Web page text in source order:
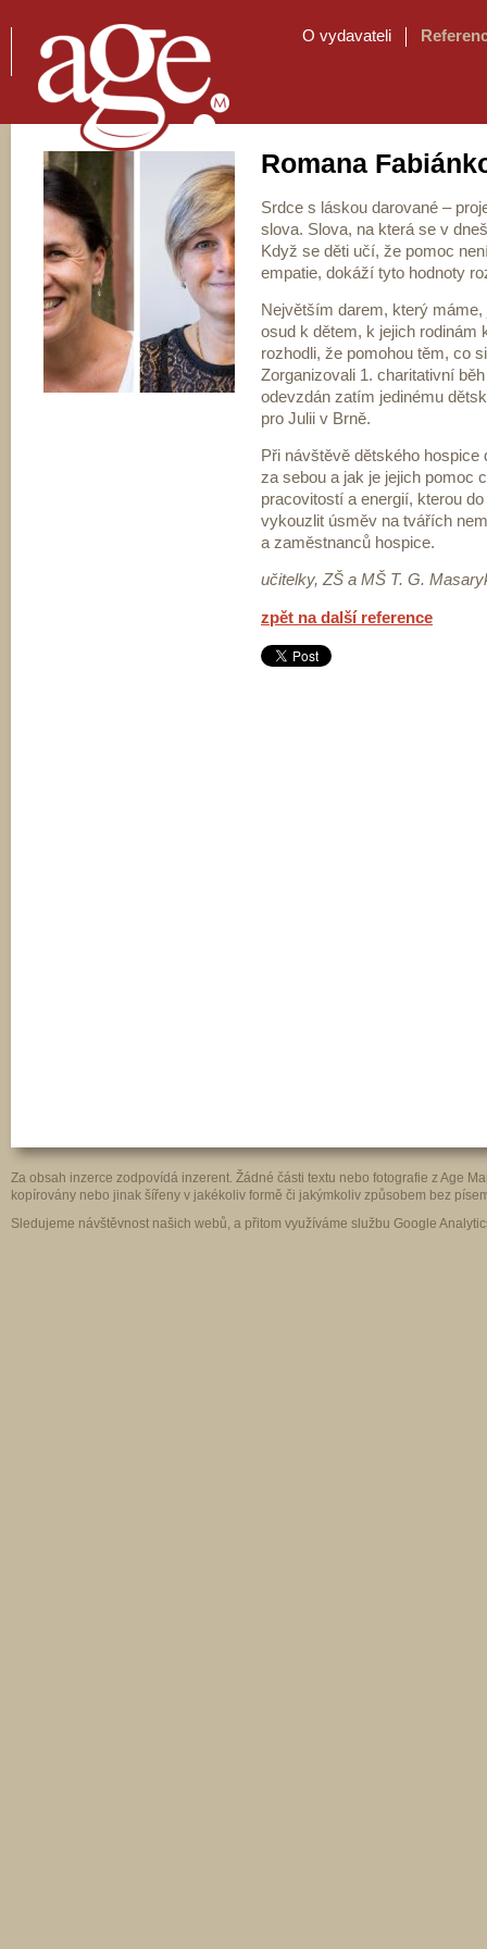
O vydavateli
Romana
Srdce s láskou darované –
slova. Slova, na která se v
Když se děti učí, že pomoc
empatie, dokáží tyto hodnoty
Největším darem, který
osud k dětem, k jejich
rozhodli, že pomohou těm, co
Zorganizovali 1. charitativní
odevzdán zatím jedinému
pro Julii v Brně.
Při návštěvě dětského
za sebou a jak je jejich pomoc
pracovitostí a energií, kterou
vykouzlit úsměv na tvářích
a zaměstnanců hospice.
učitelky, ZŠ a MŠ T. G.
zpět na další reference
Za obsah inzerce zodpovídá inzerent. Žádné části textu nebo fotografie z Age
kopírovány nebo jinak šířeny v jakékoliv formě či jakýmkoliv způsobem bez
Sledujeme návštěvnost našich webů, a přitom využíváme službu Google